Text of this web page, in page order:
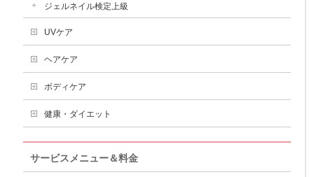
ジェルネイル検定上級
UVケア
ヘアケア
ボディケア
健康・ダイエット
サービスメニュー＆料金